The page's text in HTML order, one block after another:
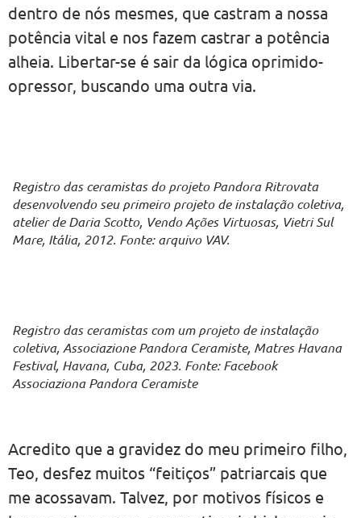
dentro de nós mesmes, que castram a nossa
potência vital e nos fazem castrar a potência
alheia. Libertar-se é sair da lógica oprimido-
opressor, buscando uma outra via.
Registro das ceramistas do projeto Pandora Ritrovata
desenvolvendo seu primeiro projeto de instalação coletiva,
atelier de Daria Scotto, Vendo Ações Virtuosas, Vietri Sul
Mare, Itália, 2012. Fonte: arquivo VAV.
Registro das ceramistas com um projeto de instalação
coletiva, Associazione Pandora Ceramiste, Matres Havana
Festival, Havana, Cuba, 2023. Fonte: Facebook
Associaziona Pandora Ceramiste
Acredito que a gravidez do meu primeiro filho,
Teo, desfez muitos “feitiços” patriarcais que
me acossavam. Talvez, por motivos físicos e